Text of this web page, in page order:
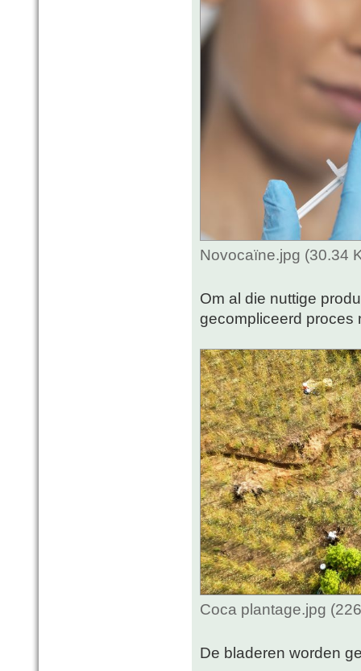
Novocaïne.jpg (30.34
Om al die nuttige
gecompliceerd proces
Coca plantage.jpg
De bladeren worden